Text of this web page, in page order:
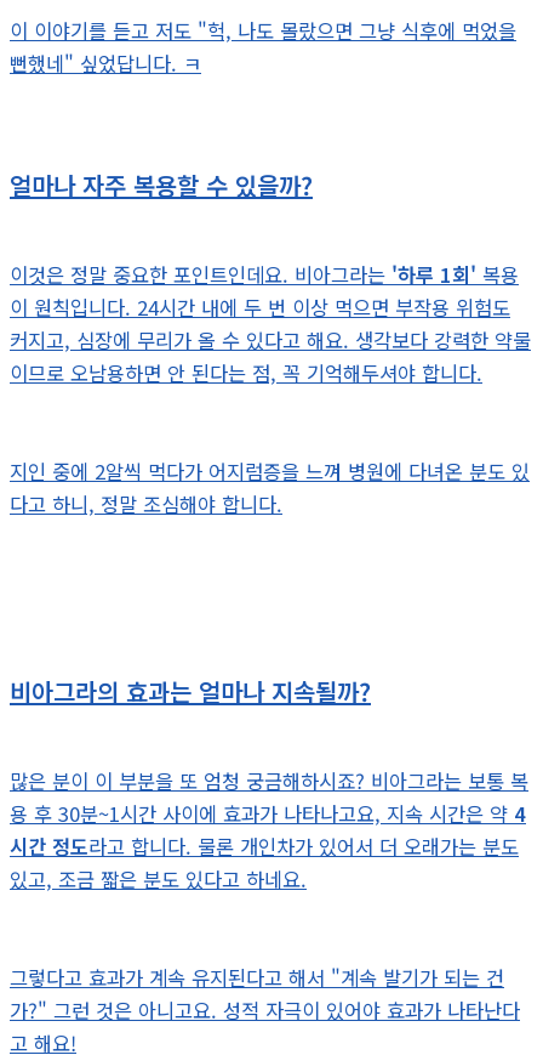
이 이야기를 듣고 저도 "헉, 나도 몰랐으면 그냥 식후에 먹었을
뻔했네" 싶었답니다. ㅋ
얼마나 자주 복용할 수 있을까?
이것은 정말 중요한 포인트인데요. 비아그라는 '하루 1회' 복용
이 원칙입니다. 24시간 내에 두 번 이상 먹으면 부작용 위험도
커지고, 심장에 무리가 올 수 있다고 해요. 생각보다 강력한 약물
이므로 오남용하면 안 된다는 점, 꼭 기억해두셔야 합니다.
지인 중에 2알씩 먹다가 어지럼증을 느껴 병원에 다녀온 분도 있
다고 하니, 정말 조심해야 합니다.
비아그라의 효과는 얼마나 지속될까?
많은 분이 이 부분을 또 엄청 궁금해하시죠? 비아그라는 보통 복
용 후 30분~1시간 사이에 효과가 나타나고요, 지속 시간은 약 4
시간 정도라고 합니다. 물론 개인차가 있어서 더 오래가는 분도
있고, 조금 짧은 분도 있다고 하네요.
그렇다고 효과가 계속 유지된다고 해서 "계속 발기가 되는 건
가?" 그런 것은 아니고요. 성적 자극이 있어야 효과가 나타난다
고 해요!